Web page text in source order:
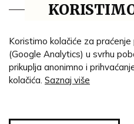
Pravila privatnosti
Tematske cjeline
Impresum
Ustanove
Koristimo kolačiće za
(Google Analytics) u svrhu
prikuplja anonimno i
kolačića. Saznaj više